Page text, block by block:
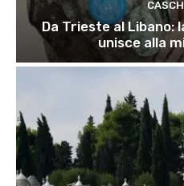
Da Trieste al Libano:
unisce alla